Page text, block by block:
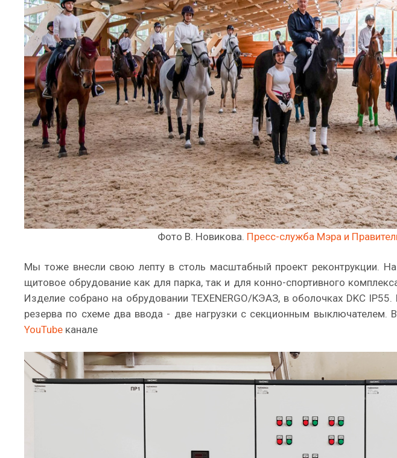
Фото В. Новикова. Пресс-служба Мэра и
Мы тоже внесли свою лепту в столь масштабный проект реконтрукции.
щитовое обрудование как для парка, так и для конно-спортивного
Изделие собрано на обрудовании TEXENERGO/КЭАЗ, в оболочках DKC
резерва по схеме два ввода - две нагрузки с секционным
YouTube канале